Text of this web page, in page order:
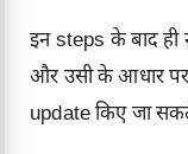
इन steps के बाद ही
और उसी के आधार
update किए जा